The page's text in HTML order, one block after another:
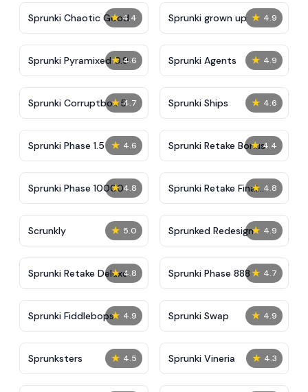
★ 4.4
Sprunki Chaotic Good ★ 4.9
Sprunki grown up
★ 4.6
Sprunki Pyramixed 0.9 ★ 4.9
Sprunki Agents
★ 4.7
Sprunki Corruptbox 5 ★ 4.6
Sprunki Ships
★ 4.6
Sprunki Phase 1.5 ★ 4.4
Sprunki Retake Bonus
★ 4.8
Sprunki Phase 10000 ★ 4.8
Sprunki Retake Final
Update
★ 5.0
Scrunkly ★ 4.9
Sprunked Redesign
★ 4.8
Sprunki Retake Deluxe ★ 4.7
Sprunki Phase 888
★ 4.9
Sprunki Fiddlebops ★ 4.9
Sprunki Swap
★ 4.5
Sprunksters ★ 4.3
Sprunki Vineria